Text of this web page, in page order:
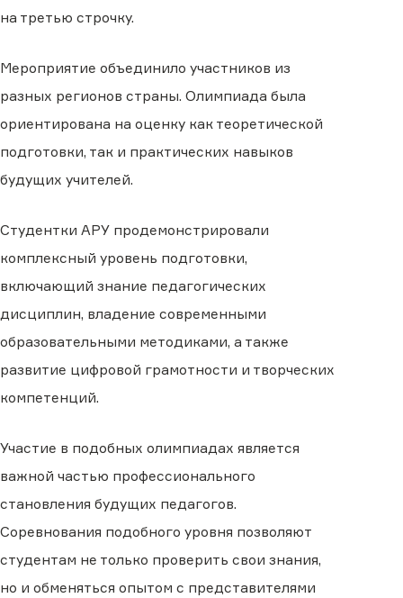
на третью строчку.
Мероприятие объединило участников из
разных регионов страны. Олимпиада была
ориентирована на оценку как теоретической
подготовки, так и практических навыков
будущих учителей.
Студентки АРУ продемонстрировали
комплексный уровень подготовки,
включающий знание педагогических
дисциплин, владение современными
образовательными методиками, а также
развитие цифровой грамотности и творческих
компетенций.
Участие в подобных олимпиадах является
важной частью профессионального
становления будущих педагогов.
Соревнования подобного уровня позволяют
студентам не только проверить свои знания,
но и обменяться опытом с представителями